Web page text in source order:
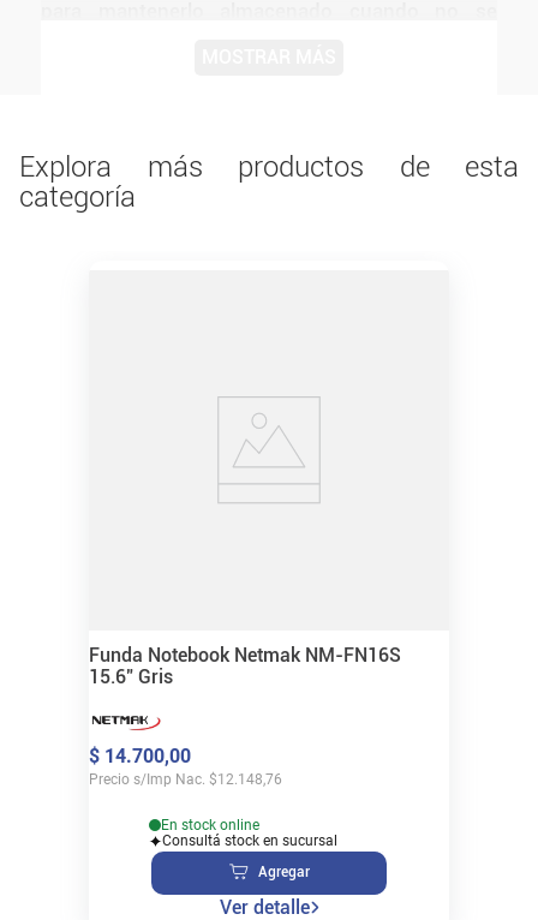
las dimensiones reales de la notebook antes de
elegirlo.
Explora más productos de esta
categoría
Funda Notebook Netmak NM-FN16S
15.6" Gris
$ 14.700,00
Precio s/Imp Nac. $12.148,76
En stock online
Consultá stock en sucursal
Agregar
Ver detalle